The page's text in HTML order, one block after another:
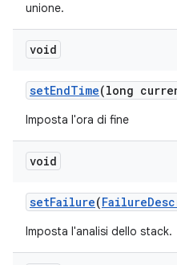
unione.
void
setEndTime(long
Imposta l'ora di fine
void
setFailure(Failure
Imposta l'analisi dello stack.